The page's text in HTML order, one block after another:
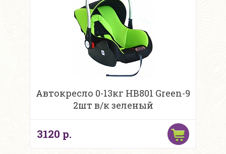
Автокресло 0-13кг HB801 Green-9
2шт в/к зеленый
3120 р.